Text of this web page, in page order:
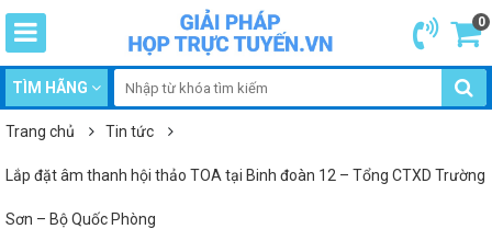
0
TÌM HÃNG
Trang chủ Tin tức
Lắp đặt âm thanh hội thảo TOA tại Binh đoàn 12 – Tổng CTXD Trường
Sơn – Bộ Quốc Phòng